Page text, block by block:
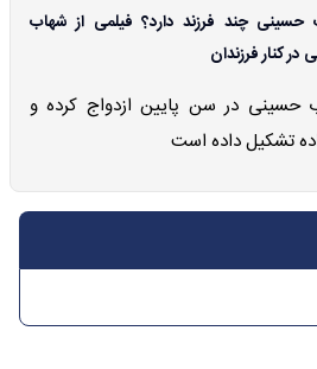
حسینی چند فرزند دارد؟ فیلمی از شهاب
در کنار فرزندان
حسینی در سن پایین ازدواج کرده و
تشکیل داده است